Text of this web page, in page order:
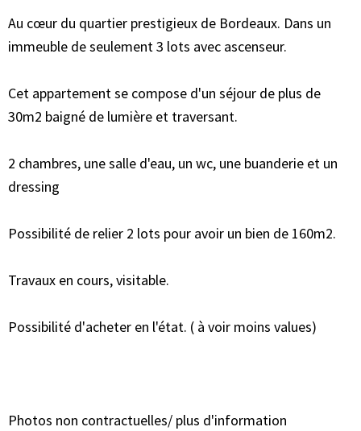
Au cœur du quartier prestigieux de Bordeaux. Dans un
immeuble de seulement 3 lots avec ascenseur.
Cet appartement se compose d'un séjour de plus de
30m2 baigné de lumière et traversant.
2 chambres, une salle d'eau, un wc, une buanderie et un
dressing
Possibilité de relier 2 lots pour avoir un bien de 160m2.
Travaux en cours, visitable.
Possibilité d'acheter en l'état. ( à voir moins values)
Photos non contractuelles/ plus d'information